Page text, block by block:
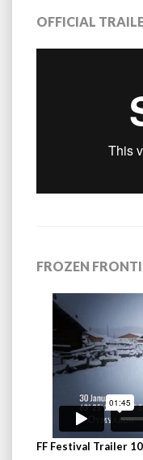
OFFICIAL
FROZEN
FF Festival Trailer